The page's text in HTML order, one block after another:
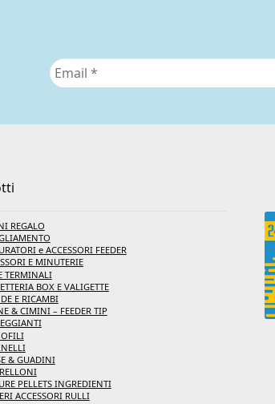
REGALO
e ACCESSORI FEEDER
E MINUTERIE
TERMINALI
BOX E VALIGETTE
E RICAMBI
& CIMINI – FEEDER TIP
& GUADINI
PELLETS INGREDIENTI
ACCESSORI RULLI